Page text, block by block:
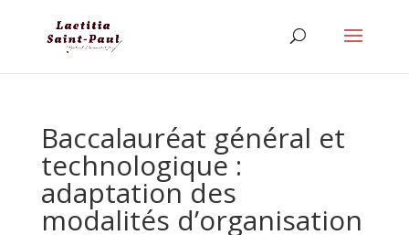
Baccalauréat général et
technologique :
adaptation des
modalités d’organisation